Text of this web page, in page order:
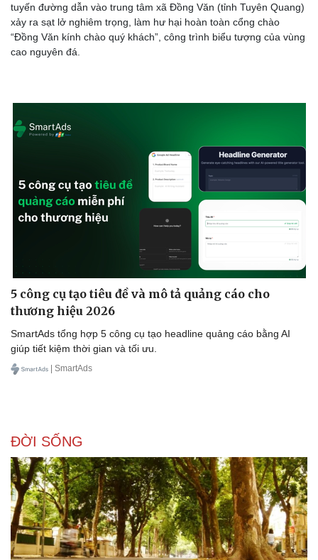
tuyến đường dẫn vào trung tâm xã Đồng Văn (tỉnh Tuyên Quang)
xảy ra sạt lở nghiêm trọng, làm hư hại hoàn toàn cổng chào
“Đồng Văn kính chào quý khách”, công trình biểu tượng của vùng
cao nguyên đá.
5 công cụ tạo tiêu đề và mô tả quảng cáo cho
thương hiệu 2026
SmartAds tổng hợp 5 công cụ tạo headline quảng cáo bằng AI
giúp tiết kiệm thời gian và tối ưu.
| SmartAds
ĐỜI SỐNG